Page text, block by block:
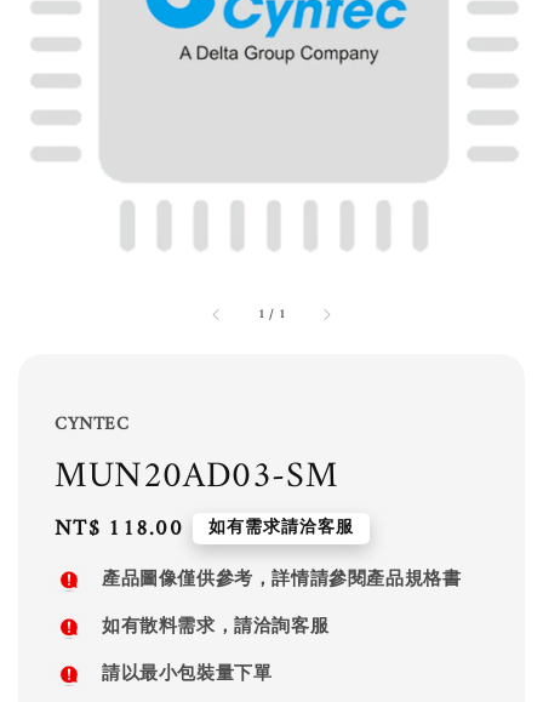
1 / 1
CYNTEC
MUN20AD03-SM
Regular
price
NT$ 118.00 如有需求請洽客服
產品圖像僅供參考，詳情請參閱產品規格書
如有散料需求，請洽詢客服
請以最小包裝量下單